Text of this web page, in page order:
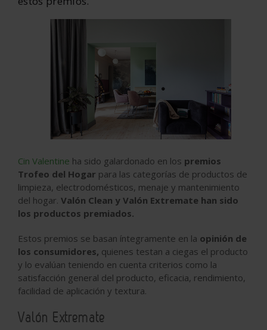
Cin Valentine ha sido galardonado en los premios
Trofeo del Hogar para las categorías de productos de
limpieza, electrodomésticos, menaje y mantenimiento
del hogar. Valón Clean y Valón Extremate han sido
los productos premiados.
Estos premios se basan íntegramente en la opinión de
los consumidores, quienes testan a ciegas el producto
y lo evalúan teniendo en cuenta criterios como la
satisfacción general del producto, eficacia, rendimiento,
facilidad de aplicación y textura.
Valón Extremate